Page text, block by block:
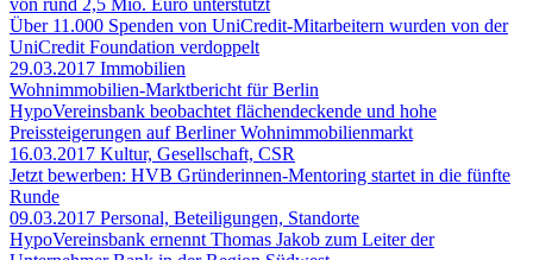
von rund 2,5 Mio. Euro unterstützt
Über 11.000 Spenden von UniCredit-Mitarbeitern wurden von der
UniCredit Foundation verdoppelt
29.03.2017 Immobilien
Wohnimmobilien-Marktbericht für Berlin
HypoVereinsbank beobachtet flächendeckende und hohe
Preissteigerungen auf Berliner Wohnimmobilienmarkt
16.03.2017 Kultur, Gesellschaft, CSR
Jetzt bewerben: HVB Gründerinnen-Mentoring startet in die fünfte
Runde
09.03.2017 Personal, Beteiligungen, Standorte
HypoVereinsbank ernennt Thomas Jakob zum Leiter der